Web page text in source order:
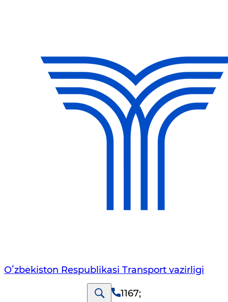
Oʻzbekiston Respublikasi Transport vazirligi
1167;